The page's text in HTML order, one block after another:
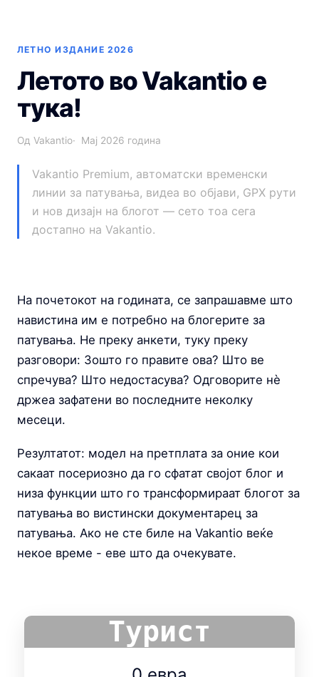
ЛЕТНО ИЗДАНИЕ 2026
Летото во Vakantio е
тука!
Од Vakantio Мај 2026 година
Vakantio Premium, автоматски временски
линии за патувања, видеа во објави, GPX рути
и нов дизајн на блогот — сето тоа сега
достапно на Vakantio.
На почетокот на годината, се запрашавме што
навистина им е потребно на блогерите за
патувања. Не преку анкети, туку преку
разговори: Зошто го правите ова? Што ве
спречува? Што недостасува? Одговорите нè
држеа зафатени во последните неколку
месеци.
Резултатот: модел на претплата за оние кои
сакаат посериозно да го сфатат својот блог и
низа функции што го трансформираат блогот за
патувања во вистински документарец за
патувања. Ако не сте биле на Vakantio веќе
некое време - еве што да очекувате.
Турист